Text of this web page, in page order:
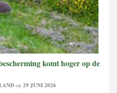
komt hoger op de
op 29 JUNI 2026